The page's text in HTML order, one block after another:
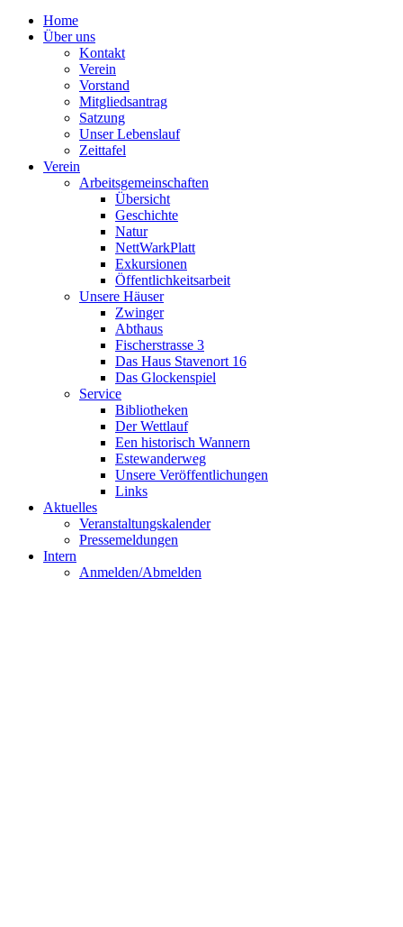
Home
Über uns
Kontakt
Verein
Vorstand
Mitgliedsantrag
Satzung
Unser Lebenslauf
Zeittafel
Verein
Arbeitsgemeinschaften
Übersicht
Geschichte
Natur
NettWarkPlatt
Exkursionen
Öffentlichkeitsarbeit
Unsere Häuser
Zwinger
Abthaus
Fischerstrasse 3
Das Haus Stavenort 16
Das Glockenspiel
Service
Bibliotheken
Der Wettlauf
Een historisch Wannern
Estewanderweg
Unsere Veröffentlichungen
Links
Aktuelles
Veranstaltungskalender
Pressemeldungen
Intern
Anmelden/Abmelden